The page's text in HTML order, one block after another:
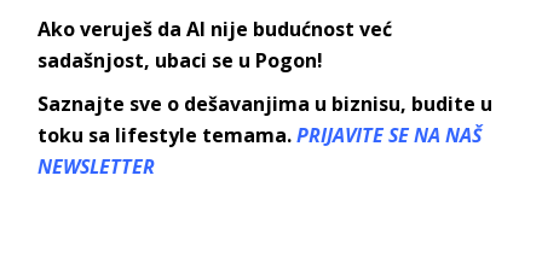
Ako veruješ da AI nije budućnost već
sadašnjost, ubaci se u Pogon!
Saznajte sve o dešavanjima u biznisu, budite u
toku sa lifestyle temama.PRIJAVITE SE NA NAŠ
NEWSLETTER